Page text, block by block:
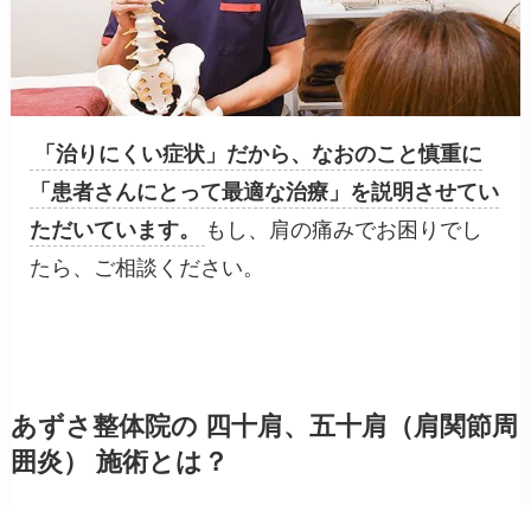
「治りにくい症状」だから、なおのこと慎重に
「患者さんにとって最適な治療」を説明させてい
ただいています。
もし、肩の痛みでお困りでし
たら、ご相談ください。
あずさ整体院の 四十肩、五十肩（肩関節周
囲炎） 施術とは？